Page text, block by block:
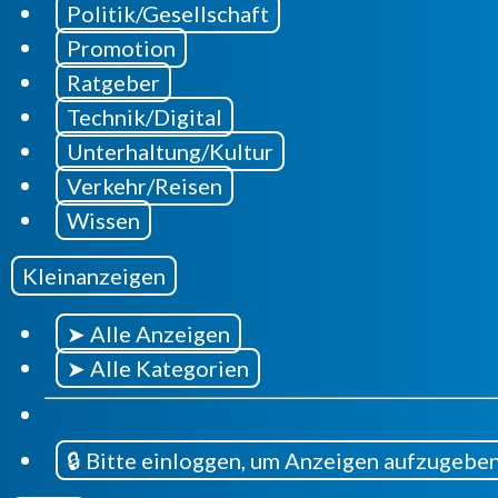
Politik/Gesellschaft
Promotion
Ratgeber
Technik/Digital
Unterhaltung/Kultur
Verkehr/Reisen
Wissen
Kleinanzeigen
➤ Alle Anzeigen
➤ Alle Kategorien
🔒 Bitte einloggen, um Anzeigen